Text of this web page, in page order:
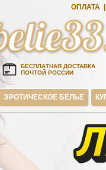
ОПЛАТА|
БЕСПЛАТНАЯ ДОСТАВКА
ПОЧТОЙ РОССИИ
ЭРОТИЧЕСКОЕ БЕЛЬЕ